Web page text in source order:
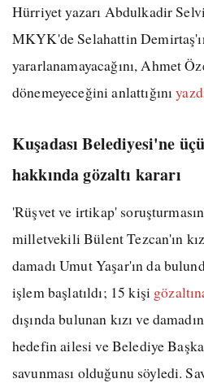
Hürriyet yazarı Abdulkadir
MKYK'de Selahattin
yararlanamayacağını, Ahmet
dönemeyeceğini anlattığını
Kuşadası Belediyesi'ne
hakkında gözaltı kararı
'Rüşvet ve irtikap'
milletvekili Bülent Tezcan'ın
damadı Umut Yaşar'ın da
işlem başlatıldı; 15 kişi
dışında bulunan kızı ve
hedefin ailesi ve Belediye
savunması olduğunu söyledi.